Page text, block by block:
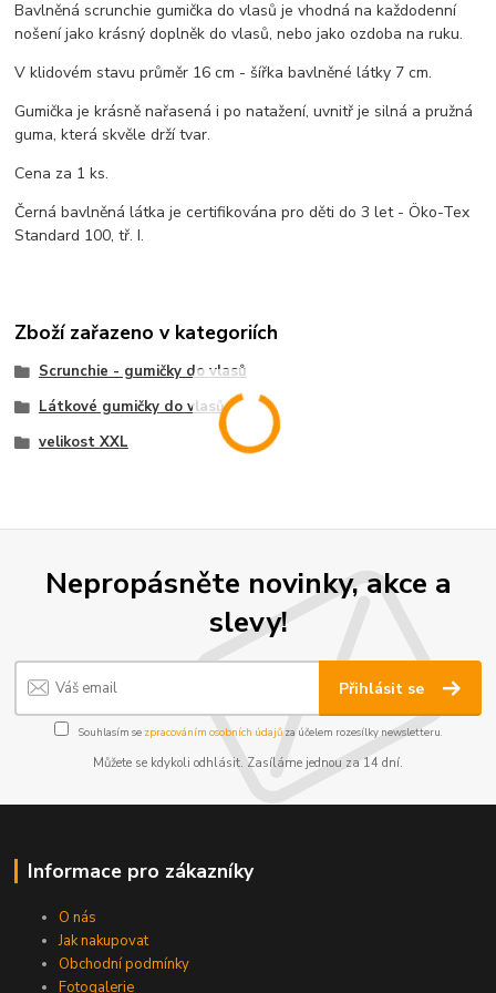
Bavlněná scrunchie gumička do vlasů je vhodná na každodenní
nošení jako krásný doplněk do vlasů, nebo jako ozdoba na ruku.
V klidovém stavu průměr 16 cm - šířka bavlněné látky 7 cm.
Gumička je krásně nařasená i po natažení, uvnitř je silná a pružná
guma, která skvěle drží tvar.
Cena za 1 ks.
Černá bavlněná látka je certifikována pro děti do 3 let - Öko-Tex
Standard 100, tř. I.
Zboží zařazeno v kategoriích
Scrunchie - gumičky do vlasů
Látkové gumičky do vlasů
velikost XXL
Nepropásněte novinky, akce a
slevy!
Přihlásit se
Souhlasím se zpracováním osobních údajůza účelem rozesílky newsletteru.
Můžete se kdykoli odhlásit. Zasíláme jednou za 14 dní.
Informace pro zákazníky
O nás
Jak nakupovat
Obchodní podmínky
Fotogalerie